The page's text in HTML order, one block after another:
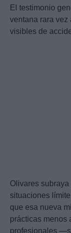
El testimonio
ventana rara vez
visibles de
Olivares
situaciones
que esa nueva
prácticas menos
profesionales